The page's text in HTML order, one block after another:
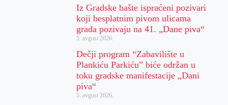
Iz Gradske bašte ispraćeni pozivari
koji besplatnim pivom ulicama
grada pozivaju na 41. „Dane piva“
5. avgust 2026.
Dečji program “Zabavilište u
Plankiću Parkiću” biće održan u
toku gradske manifestacije „Dani
piva“
5. avgust 2026.